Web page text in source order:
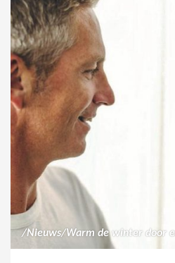
/Nieuws/Warm de winter door